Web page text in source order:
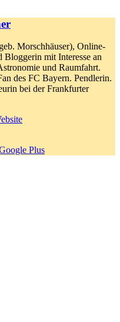
Morschhäuser), Online-
Bloggerin mit Interesse an
und Raumfahrt.
des FC Bayern. Pendlerin.
bei der Frankfurter